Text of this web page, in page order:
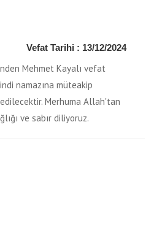
Vefat Tarihi : 13/12/2024
Mehmet Kayalı vefat
namazına müteakip
Merhuma Allah'tan
ve sabır diliyoruz.